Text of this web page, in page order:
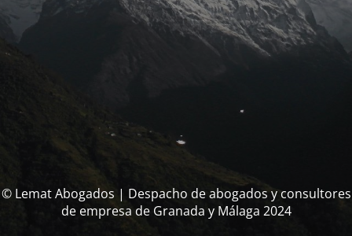
© Lemat Abogados | Despacho de abogados y consultores
de empresa de Granada y Málaga 2024